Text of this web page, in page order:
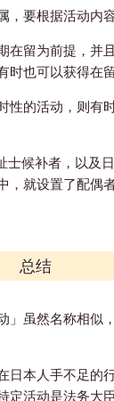
要根据活动内容
在留为前提，并
也可以获得在留
性的活动，则有
士候补者，以及
，就设置了配偶
总结
」虽然名称相似
日本人手不足的
定活动是法务大